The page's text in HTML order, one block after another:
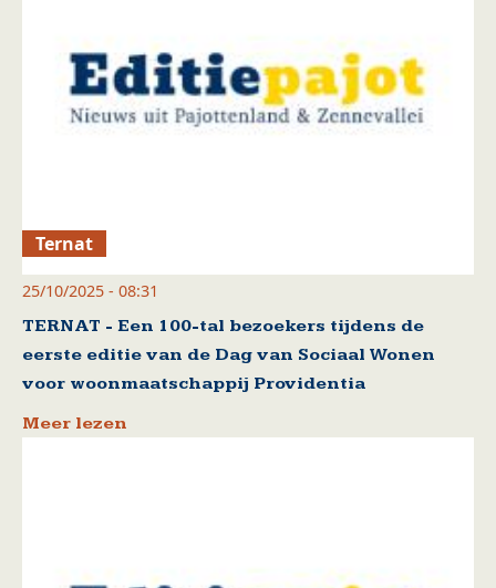
Ternat
25/10/2025 - 08:31
TERNAT - Een 100-tal bezoekers tijdens de
eerste editie van de Dag van Sociaal Wonen
voor woonmaatschappij Providentia
Meer lezen